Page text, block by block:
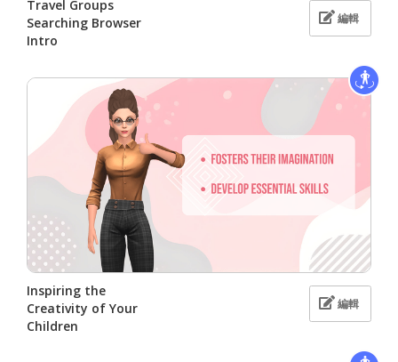
Travel Groups
Searching Browser
Intro
編輯
Inspiring the
Creativity of Your
Children
編輯